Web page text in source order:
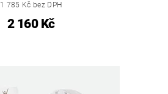
1 785 Kč bez DPH
2 160 Kč